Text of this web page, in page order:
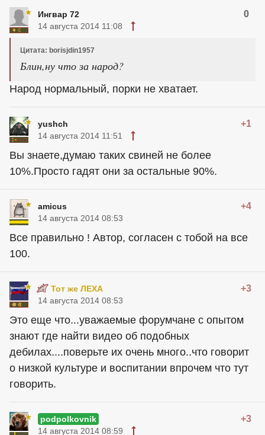
Ингвар 72 0
14 августа 2014 11:08
Цитата: borisjdin1957
Блин,ну что за народ?
Народ нормальный, порки не хватает.
yushch +1
14 августа 2014 11:51
Вы знаете,думаю таких свиней не более
10%.Просто гадят они за остальные 90%.
amicus +4
14 августа 2014 08:53
Все правильно ! Автор, согласен с тобой на все
100.
Тот же ЛЕХА +3
14 августа 2014 08:53
Это еще что...уважаемые форумчане с опытом
знают где найти видео об подобных
дебилах....поверьте их очень много..что говорит
о низкой культуре и воспитании впрочем что тут
говорить.
podpolkovnik +3
14 августа 2014 08:59